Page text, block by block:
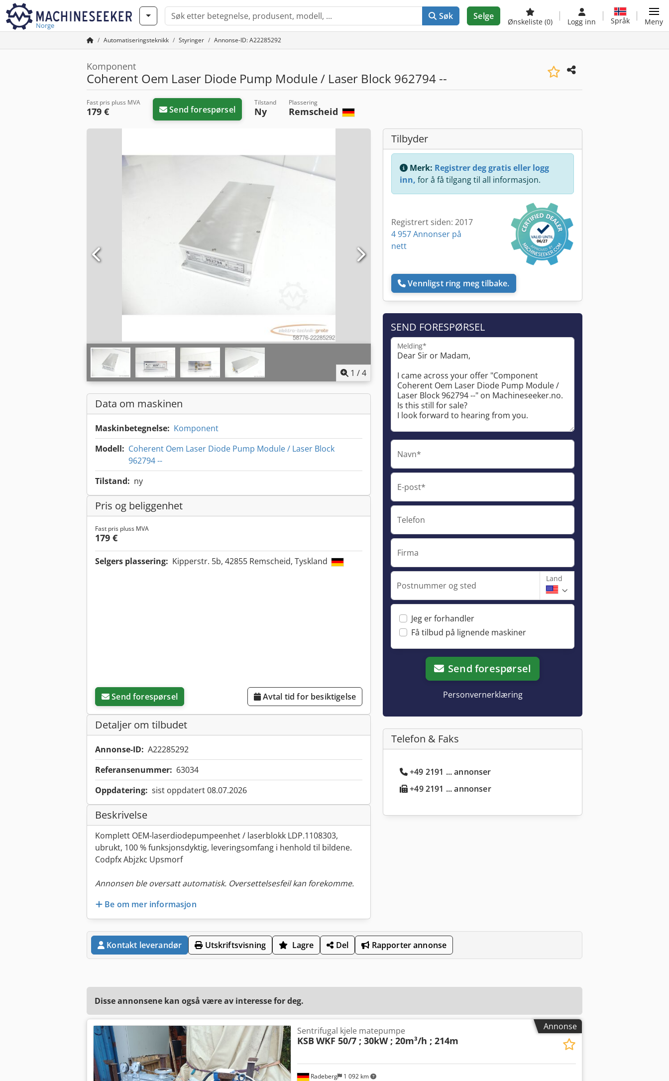
Norge
Søk Selge
Ønskeliste (0) Logg inn Språk Meny
Automatiseringsteknikk Styringer Annonse-ID: A22285292
Komponent
Coherent Oem Laser Diode Pump Module / Laser Block 962794 --
Fast pris pluss MVA
179 € Send forespørsel
Tilstand
Ny
Plassering
Remscheid
1 /4
Data om maskinen
Maskinbetegnelse: Komponent
Modell: Coherent Oem Laser Diode Pump Module / Laser Block
962794 --
Tilstand: ny
Pris og beliggenhet
Fast pris pluss MVA
179 €
Selgers plassering: Kipperstr. 5b, 42855 Remscheid, Tyskland
Send forespørsel Avtal tid for besiktigelse
Detaljer om tilbudet
Annonse-ID: A22285292
Referansenummer: 63034
Oppdatering: sist oppdatert 08.07.2026
Beskrivelse
Komplett OEM-laserdiodepumpeenhet / laserblokk LDP.1108303,
ubrukt, 100 % funksjonsdyktig, leveringsomfang i henhold til bildene.
Codpfx Abjzkc Upsmorf
Annonsen ble oversatt automatisk. Oversettelsesfeil kan forekomme.
Be om mer informasjon
Tilbyder
Merk: Registrer deg gratis eller logg
inn, for å få tilgang til all informasjon.
Registrert siden: 2017
4 957 Annonser på
nett
Vennligst ring meg tilbake.
SEND FORESPØRSEL
Melding*
Navn*
E-post*
Telefon
Firma
Postnummer og sted
Land
Jeg er forhandler
Få tilbud på lignende maskiner
Send forespørsel
Personvernerklæring
Telefon & Faks
+49 2191 ... annonser
+49 2191 ... annonser
Kontakt leverandør Utskriftsvisning Lagre Del Rapporter annonse
Disse annonsene kan også være av interesse for deg.
Annonse
Radeberg 1 092 km
Sentrifugal kjele matepumpe
KSB WKF 50/7 ; 30kW ; 20m³/h ; 214m